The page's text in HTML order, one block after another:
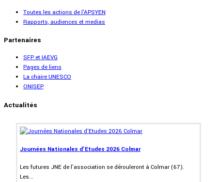
Toutes les actions de l'APSYEN
Rapports, audiences et medias
Partenaires
SFP et IAEVG
Pages de liens
La chaire UNESCO
ONISEP
Actualités
Journées Nationales d'Etudes 2026 Colmar
Les futures JNE de l'association se dérouleront à Colmar (67).
Les...